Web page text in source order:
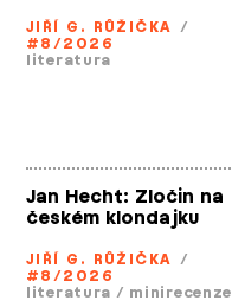
JIŘÍ G. RŮŽIČKA /
#8/2026
literatura
Jan Hecht: Zločin na
českém klondajku
JIŘÍ G. RŮŽIČKA /
#8/2026
literatura / minirecenze